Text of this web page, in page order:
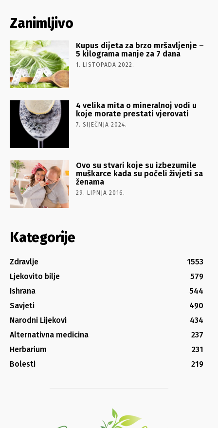
Zanimljivo
Kupus dijeta za brzo mršavljenje –
5 kilograma manje za 7 dana
1. LISTOPADA 2022.
4 velika mita o mineralnoj vodi u
koje morate prestati vjerovati
7. SIJEČNJA 2024.
Ovo su stvari koje su izbezumile
muškarce kada su počeli živjeti sa
ženama
29. LIPNJA 2016.
Kategorije
Zdravlje
1553
Ljekovito bilje
579
Ishrana
544
Savjeti
490
Narodni Lijekovi
434
Alternativna medicina
237
Herbarium
231
Bolesti
219